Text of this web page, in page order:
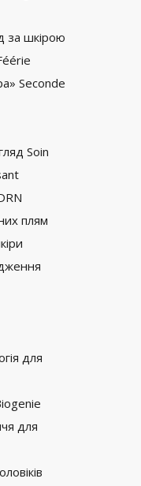
за шкірою
Seconde
Soin
плям
для
для